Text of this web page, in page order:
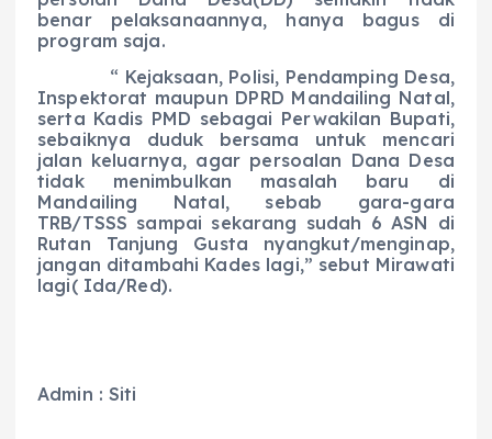
benar pelaksanaannya, hanya bagus di
program saja.
“ Kejaksaan, Polisi, Pendamping Desa,
Inspektorat maupun DPRD Mandailing Natal,
serta Kadis PMD sebagai Perwakilan Bupati,
sebaiknya duduk bersama untuk mencari
jalan keluarnya, agar persoalan Dana Desa
tidak menimbulkan masalah baru di
Mandailing Natal, sebab gara-gara
TRB/TSSS sampai sekarang sudah 6 ASN di
Rutan Tanjung Gusta nyangkut/menginap,
jangan ditambahi Kades lagi,” sebut Mirawati
lagi( Ida/Red).
Admin : Siti